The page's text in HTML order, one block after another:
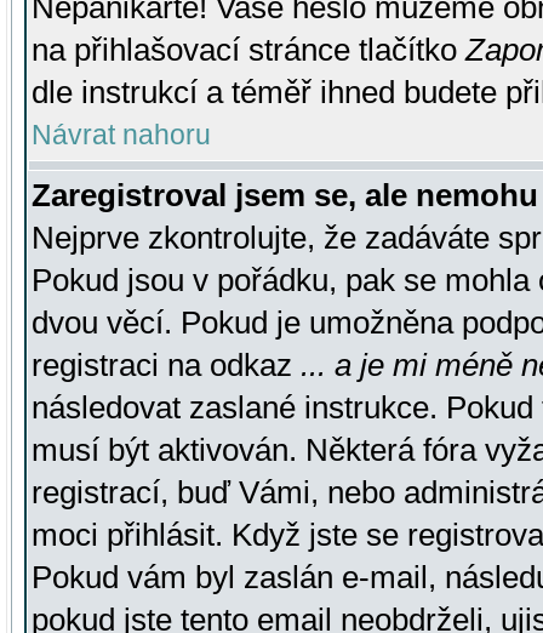
Nepanikařte! Vaše heslo můžeme
na přihlašovací stránce tlačítko
dle instrukcí a téměř ihned budete
Návrat nahoru
Zaregistroval jsem se, ale
Nejprve zkontrolujte, že zadáváte
Pokud jsou v pořádku, pak se
dvou věcí. Pokud je umožněna
registraci na odkaz ... a je mi méně
následovat zaslané instrukce.
musí být aktivován. Některá fóra
registrací, buď Vámi, nebo
moci přihlásit. Když jste se
Pokud vám byl zaslán e-mail,
pokud jste tento email neobdrželi,